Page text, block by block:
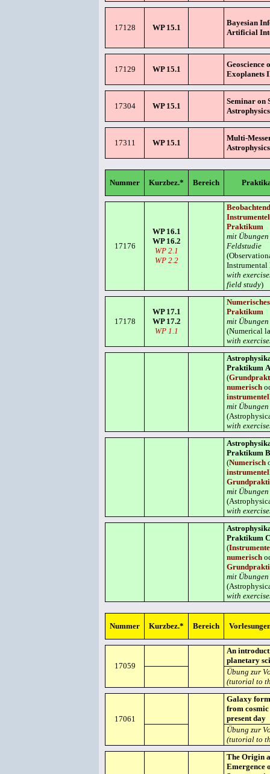
17128 WP 15.1
Bayesian
Artificial
17129 WP 15.1
Geoscience
Exoplanets
17304 WP 15.1
Seminar on
17311 WP 15.1
Multi-
Astrophysics
Nummer Kurzbez.* Bereich
17176
WP 16.1
WP 16.2
WP 2.1
WP 2.2
Praktikum
mit
Feldstudie
Instrumental
with
field study)
17178
WP 17.1
WP 17.2
WP 1.1
Numerisches
Praktikum
mit Übungen
(Numerical
with
Praktikum A
(
numerisch
mit Übungen
with
Praktikum B
(Numerisch
mit Übungen
with
Praktikum C
(
numerisch
mit Übungen
with
Nummer Kurzbez.* Bereich
17059
An
planetary
Übung zur
(tutorial to
17061
Galaxy
from cosmic
present day
Übung zur
(tutorial to
The Origin
Emergence